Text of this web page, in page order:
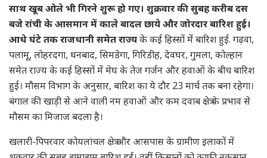
साथ खूब ओले भी गिरने शुरू हो गए। शुक्रवार की सुबह करीब दस
बजे रांची के आसमान में काले बादल छाये और जोरदार बारिश हुई।
आधे घंटे तक राजधानी समेत राज्यके कई हिस्सों में बारिश हुई. गढ़वा,
पलामू, लोहरदगा, धनबाद, सिमडेगा, गिरिडीह, देवघर, गुमला, कोल्हान
समेत राज्य के कई हिस्सों में मेघ के तेज गर्जन और हवाओं के बीच बारिश
हुई। मौसम विभाग के अनुसार, बारिश का ये दौर 23 मार्च तक बना रहेगा।
बंगाल की खाड़ी से आने वाली नम हवाओं और कम दवाब क्षेत्र के प्रभाव से
मौसम का मिजाज बदला है।
खलारी-पिपरवार कोयलांचल क्षेत्र और आसपास के ग्रामीण इलाकों में